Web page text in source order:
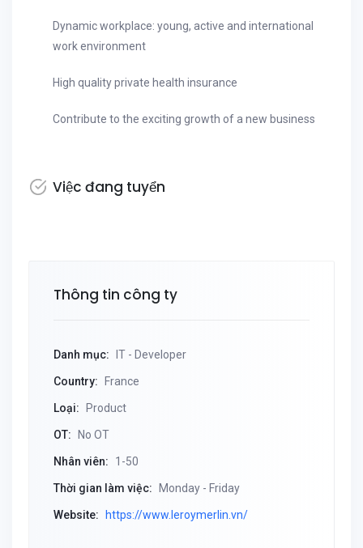
Dynamic workplace: young, active and international
work environment
High quality private health insurance
Contribute to the exciting growth of a new business
Việc đang tuyển
Thông tin công ty
Danh mục: IT - Developer
Country: France
Loại: Product
OT: No OT
Nhân viên: 1-50
Thời gian làm việc: Monday - Friday
Website: https://www.leroymerlin.vn/